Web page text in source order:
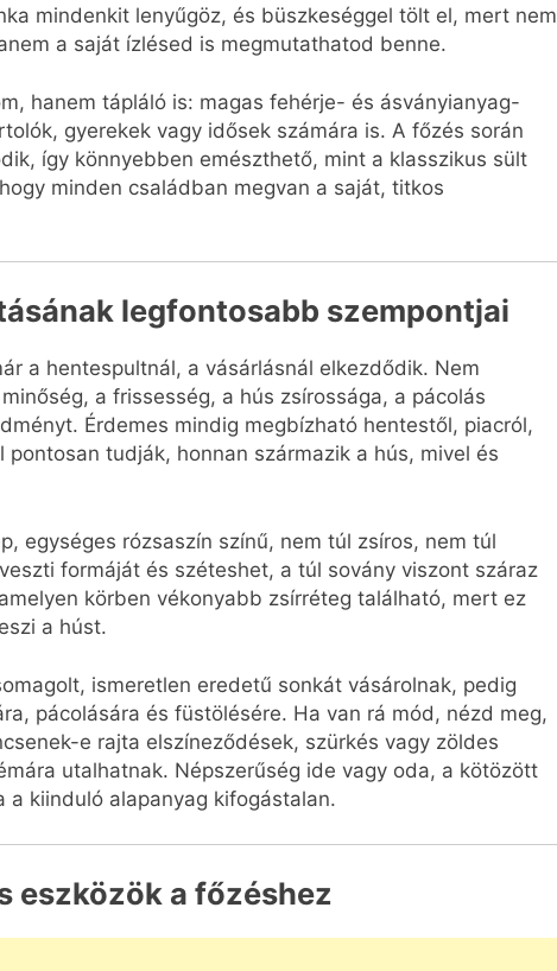
mindenkit lenyűgöz, és büszkeséggel tölt el, mert nem
a saját ízlésed is megmutathatod benne.
hanem tápláló is: magas fehérje- és ásványianyag-
gyerekek vagy idősek számára is. A főzés során
így könnyebben emészthető, mint a klasszikus sült
minden családban megvan a saját, titkos
legfontosabb szempontjai
a hentespultnál, a vásárlásnál elkezdődik. Nem
a frissesség, a hús zsírossága, a pácolás
Érdemes mindig megbízható hentestől, piacról,
tudják, honnan származik a hús, mivel és
egységes rózsaszín színű, nem túl zsíros, nem túl
formáját és széteshet, a túl sovány viszont száraz
körben vékonyabb zsírréteg található, mert ez
a húst.
ismeretlen eredetű sonkát vásárolnak, pedig
pácolására és füstölésére. Ha van rá mód, nézd meg,
e rajta elszíneződések, szürkés vagy zöldes
utalhatnak. Népszerűség ide vagy oda, a kötözött
a kiinduló alapanyag kifogástalan.
eszközök a főzéshez